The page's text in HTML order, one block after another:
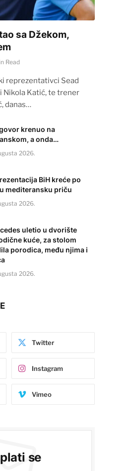
sa Džekom,
Read
reprezentativci Sead
Nikola Katić, te trener
danas…
krenuo na
a onda…
2026.
BiH kreće po
mediteransku priču
2026.
uletio u dvorište
kuće, za stolom
porodica, među njima i
2026.
Twitter
Instagram
Vimeo
se